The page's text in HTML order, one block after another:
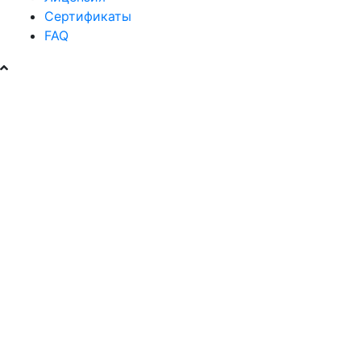
Сертификаты
FAQ